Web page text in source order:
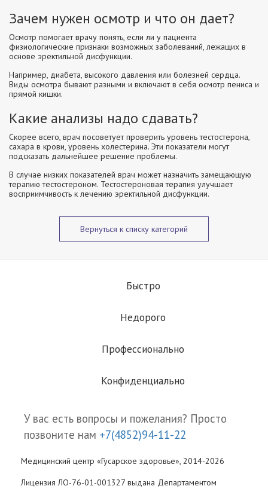
Зачем нужен осмотр и что он дает?
Осмотр помогает врачу понять, если ли у пациента
физиологические признаки возможных заболеваний, лежащих в
основе эректильной дисфункции.
Например, диабета, высокого давления или болезней сердца.
Виды осмотра бывают разными и включают в себя осмотр пениса и
прямой кишки.
Какие анализы надо сдавать?
Скорее всего, врач посоветует проверить уровень тестостерона,
сахара в крови, уровень холестерина. Эти показатели могут
подсказать дальнейшее решение проблемы.
В случае низких показателей врач может назначить замещающую
терапию тестостероном. Тестостероновая терапия улучшает
восприимчивость к лечению эректильной дисфункции.
Вернуться к списку категорий
Быстро
Недорого
Профессионально
Конфиденциально
У вас есть вопросы и пожелания? Просто
позвоните нам +7(4852)94-11-22
Медицинский центр «Гусарское здоровье», 2014-2026
Лицензия ЛО-76-01-001327 выдана Департаментом